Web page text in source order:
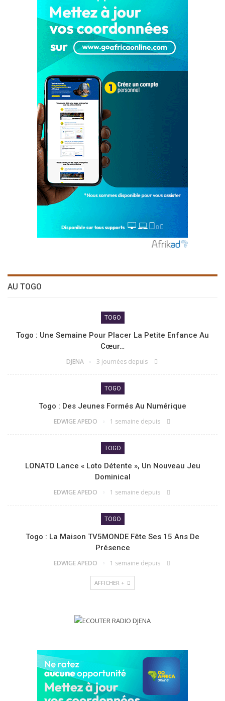
AU TOGO
TOGO
Togo : Une Semaine Pour Placer La Petite Enfance Au
Cœur…
DJENA 3 journées depuis
TOGO
Togo : Des Jeunes Formés Au Numérique
EDWIGE APEDO 1 semaine depuis
TOGO
LONATO Lance « Loto Détente », Un Nouveau Jeu
Dominical
EDWIGE APEDO 1 semaine depuis
TOGO
Togo : La Maison TV5MONDE Fête Ses 15 Ans De
Présence
EDWIGE APEDO 1 semaine depuis
AFFICHER +